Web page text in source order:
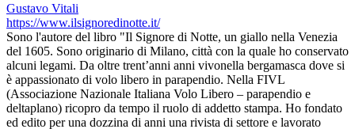
Gustavo Vitali
https://www.ilsignoredinotte.it/
Sono l'autore del libro "Il Signore di Notte, un giallo nella Venezia
del 1605. Sono originario di Milano, città con la quale ho conservato
alcuni legami. Da oltre trent’anni anni vivonella bergamasca dove si
è appassionato di volo libero in parapendio. Nella FIVL
(Associazione Nazionale Italiana Volo Libero – parapendio e
deltaplano) ricopro da tempo il ruolo di addetto stampa. Ho fondato
ed edito per una dozzina di anni una rivista di settore e lavorato